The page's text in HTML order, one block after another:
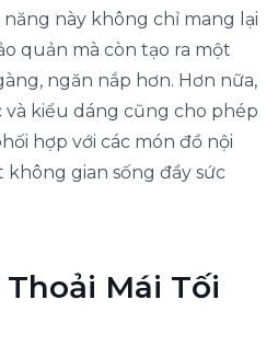
này không chỉ mang lại
quản mà còn tạo ra một
ngăn nắp hơn. Hơn nữa,
và kiểu dáng cũng cho phép
hợp với các món đồ nội
gian sống đầy sức
Mái Tối